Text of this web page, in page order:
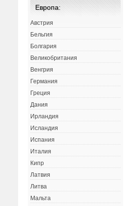
Европа:
Австрия
Бельгия
Болгария
Великобритания
Венгрия
Германия
Греция
Дания
Ирландия
Исландия
Испания
Италия
Кипр
Латвия
Литва
Мальта